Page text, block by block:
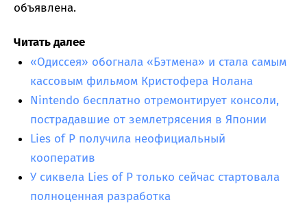
объявлена.
Читать далее
«Одиссея» обогнала «Бэтмена» и стала самым
кассовым фильмом Кристофера Нолана
Nintendo бесплатно отремонтирует консоли,
пострадавшие от землетрясения в Японии
Lies of P получила неофициальный
кооператив
У сиквела Lies of P только сейчас стартовала
полноценная разработка